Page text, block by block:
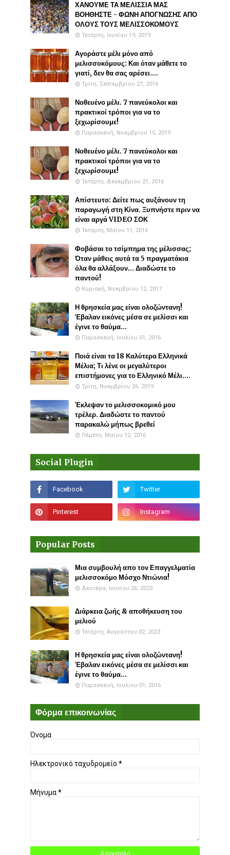
ΧΑΝΟΥΜΕ ΤΑ ΜΕΛΙΣΣΙΑ ΜΑΣ
ΒΟΗΘΗΣΤΕ - ΦΩΝΗ ΑΠΟΓΝΩΣΗΣ ΑΠΟ
ΟΛΟΥΣ ΤΟΥΣ ΜΕΛΙΣΣΟΚΟΜΟΥΣ
Τετάρτη, Ιουνίου 19, 2019
Αγοράστε μέλι μόνο από
μελισσοκόμους: Και όταν μάθετε το
γιατί, δεν θα σας αρέσει....
Τρίτη, Σεπτεμβρίου 27, 2016
Νοθευένο μέλι. 7 πανεύκολοι και
πρακτικοί τρόποι για να το
ξεχωρίσουμε!
Παρασκευή, Νοεμβρίου 15, 2019
Νοθευένο μέλι. 7 πανεύκολοι και
πρακτικοί τρόποι για να το
ξεχωρίσουμε!
Τετάρτη, Δεκεμβρίου 21, 2016
Απίστευτο: Δείτε πως αυξάνουν τη
παραγωγή στη Κίνα. Ξυπνήστε πριν να
είναι αργά VIDEO ΣΟΚ
Τετάρτη, Μαΐου 11, 2016
Φοβάσαι το τσίμπημα της μέλισσας;
Όταν μάθεις αυτά τα 5 πραγματάκια
όλα θα αλλάξουν... Διαδώστε το
παντού!
Κυριακή, Νοεμβρίου 12, 2017
Η θρησκεία μας είναι ολοζώντανη!
Έβαλαν εικόνες μέσα σε μελίσσι και
έγινε το θαύμα...
Παρασκευή, Ιουλίου 01, 2016
Ποιά είναι τα 18 Καλύτερα Ελληνικά
Μέλια; Τι λένε οι μεγαλύτεροι
επιστήμονες για το Ελληνικό Μέλι....
Τρίτη, Νοεμβρίου 26, 2019
Έκλεψαν το μελισσοκομικό μου
τρέλερ. Διαδώστε το παντού
παρακαλώ μήπως βρεθεί
Πέμπτη, Μαΐου 12, 2016
Social Plugin
Popular Posts
Μια συμβουλή απο τον Επαγγελματία
μελισσοκόμο Μόσχο Ντιώνια!
Δευτέρα, Ιουνίου 26, 2023
Διάρκεια ζωής & αποθήκευση του
μελιού
Τετάρτη, Αυγούστου 02, 2023
Η θρησκεία μας είναι ολοζώντανη!
Έβαλαν εικόνες μέσα σε μελίσσι και
έγινε το θαύμα...
Παρασκευή, Ιουλίου 01, 2016
Φόρμα επικοινωνίας
Όνομα
Ηλεκτρονικό ταχυδρομείο *
Μήνυμα*